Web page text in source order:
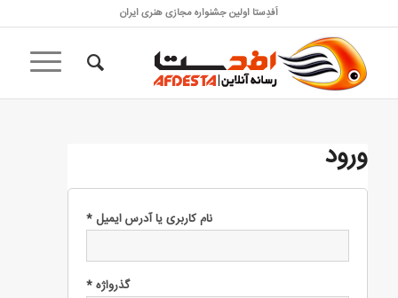
اَفدِستا اولین جشنواره مجازی هنری ایران
ورود
نام کاربری یا آدرس ایمیل*
گذرواژه*